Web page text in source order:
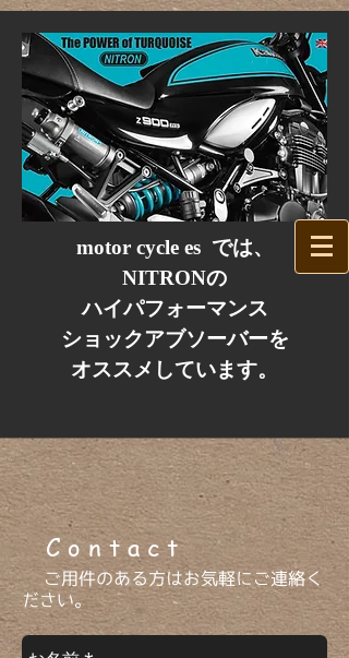
mo​tor cycle es
広島
ﾊﾞｲｸｼｮｯﾌﾟ カフェ
motor cycle es では、​
NITRONの
ハイパフォーマンス
ショックアブソーバーを
オススメしています。
​ C o n t a c t
ご用件のある方はお気軽にご連絡く
ださい。